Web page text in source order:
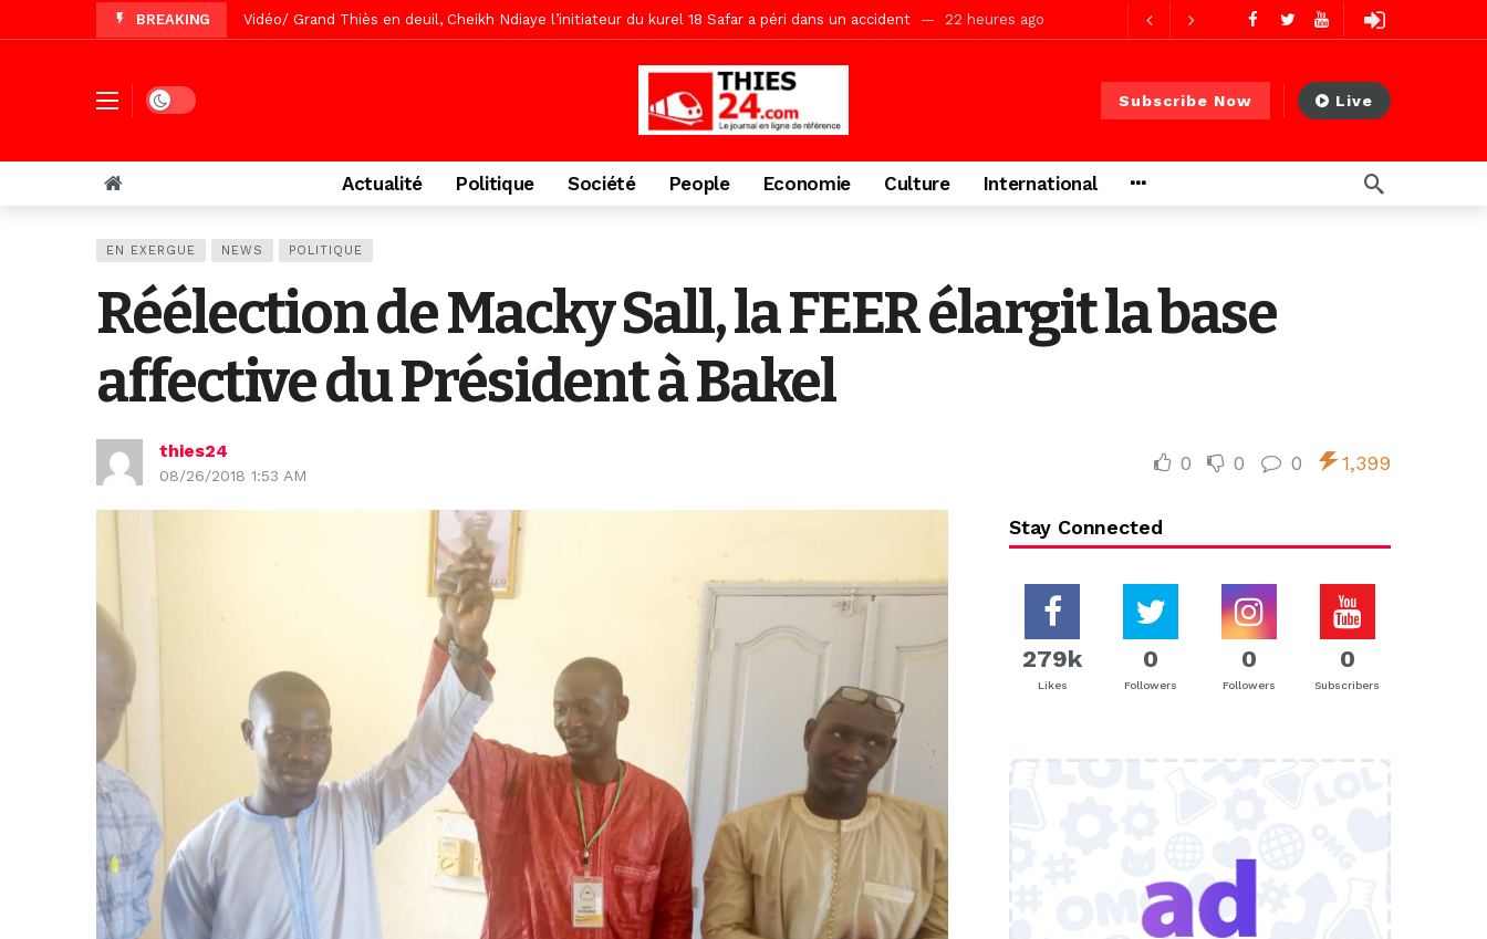
BREAKING Vidéo/ Grand Thiès en deuil, Cheikh Ndiaye l’initiateur du kurel 18 Safar a péri dans un accident 22 heures ago
Vidéo/Magal Serigne Abdoulaye Yakhine, le Comité d’organisation dévoile ses priorités
Vidéo/Chérif Nehma Aïdara Diamaguène Nimzath Thiès, mesures annoncées pour une réussite
Tivaouane/L’hôpital Seydi El Hadji Malick Sy reçoit ses premiers malades lundi 10 Août 2 jours ago
Recomposition politique : l’alternative sénégalaise ne peut se réduire au seul libéralisme (Lamine Diouck PS) 2 jours ago
Vidéo/ Préparation Gamou 2026, Keur Mame El Hadji décline ses priorités devant le Gouverneur
Vidéo/ Magal 2026, le train a transporté 9.651 passagers, l’équivalent de 600 minibus 14 heures ago
Dark mode Subscribe Now Live
Actualité Politique Société People Economie Culture International
EN EXERGUE NEWS POLITIQUE
Réélection de Macky Sall, la FEER élargit la base
affective du Président à Bakel
thies24
08/26/2018 1:53 AM
0 0 0 1,399
Stay Connected
279k
Likes
0
Followers
0
Followers
0
Subscribers